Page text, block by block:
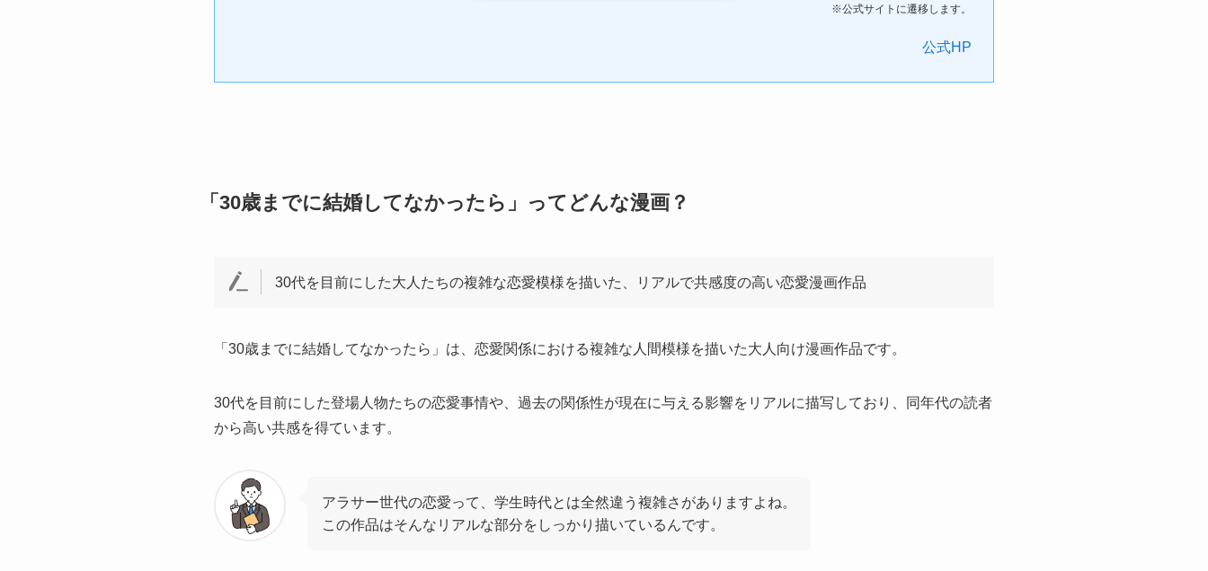
※公式サイトに遷移します。
公式HP
「30歳までに結婚してなかったら」ってどんな漫画？
30代を目前にした大人たちの複雑な恋愛模様を描いた、リアルで共感度の高い恋愛漫画作品
「30歳までに結婚してなかったら」は、恋愛関係における複雑な人間模様を描いた大人向け漫画作品です。
30代を目前にした登場人物たちの恋愛事情や、過去の関係性が現在に与える影響をリアルに描写しており、同年代の読者
から高い共感を得ています。
アラサー世代の恋愛って、学生時代とは全然違う複雑さがありますよね。
この作品はそんなリアルな部分をしっかり描いているんです。